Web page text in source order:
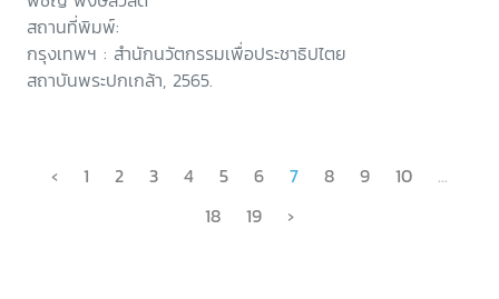
สถานที่พิมพ์:
กรุงเทพฯ : สำนักนวัตกรรมเพื่อประชาธิปไตย
สถาบันพระปกเกล้า, 2565.
‹ 1 2 3 4 5 6 7 8 9 10
...
18
19 ›